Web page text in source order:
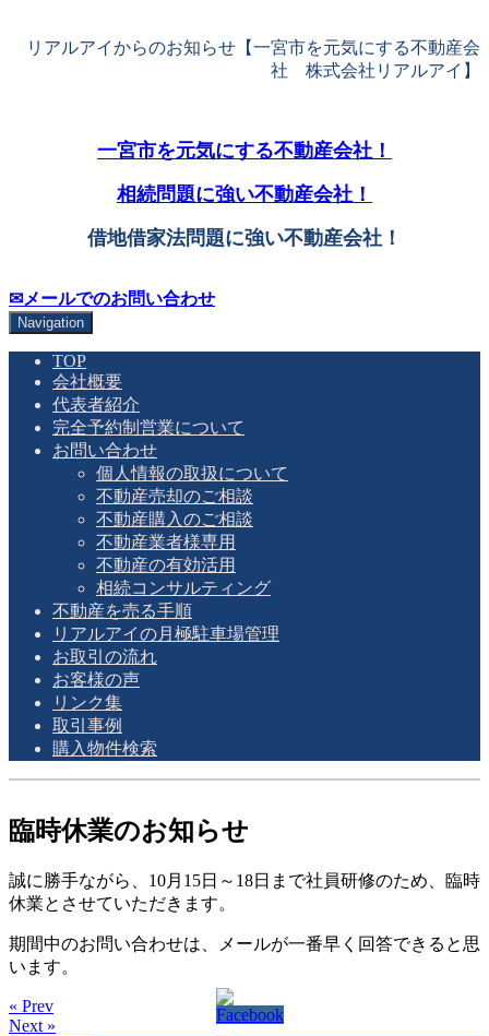
リアルアイからのお知らせ【一宮市を元気にする不動産会
社 株式会社リアルアイ】
一宮市を元気にする不動産会社！
相続問題に強い不動産会社！
借地借家法問題に強い不動産会社！
✉メールでのお問い合わせ
Navigation
TOP
会社概要
代表者紹介
完全予約制営業について
お問い合わせ
個人情報の取扱について
不動産売却のご相談
不動産購入のご相談
不動産業者様専用
不動産の有効活用
相続コンサルティング
不動産を売る手順
リアルアイの月極駐車場管理
お取引の流れ
お客様の声
リンク集
取引事例
購入物件検索
臨時休業のお知らせ
誠に勝手ながら、10月15日～18日まで社員研修のため、臨時
休業とさせていただきます。
期間中のお問い合わせは、メールが一番早く回答できると思
います。
« Prev
Next »